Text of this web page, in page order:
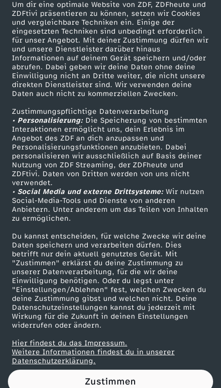
Um dir eine optimale Website von ZDF, ZDFheute und
ZDFtivi präsentieren zu können, setzen wir Cookies
und vergleichbare Techniken ein. Einige der
eingesetzten Techniken sind unbedingt erforderlich
für unser Angebot. Mit deiner Zustimmung dürfen wir
und unsere Dienstleister darüber hinaus
Informationen auf deinem Gerät speichern und/oder
abrufen. Dabei geben wir deine Daten ohne deine
Einwilligung nicht an Dritte weiter, die nicht unsere
direkten Dienstleister sind. Wir verwenden deine
Daten auch nicht zu kommerziellen Zwecken.
Zustimmungspflichtige Datenverarbeitung
• Personalisierung:Die Speicherung von bestimmten
Interaktionen ermöglicht uns, dein Erlebnis im
Angebot des ZDF an dich anzupassen und
Personalisierungsfunktionen anzubieten. Dabei
personalisieren wir ausschließlich auf Basis deiner
Nutzung von ZDF Streaming, der ZDFheute und
ZDFtivi. Daten von Dritten werden von uns nicht
verwendet.
• Social Media und externe Drittsysteme:Wir nutzen
Social-Media-Tools und Dienste von anderen
Anbietern. Unter anderem um das Teilen von Inhalten
zu ermöglichen.
Du kannst entscheiden, für welche Zwecke wir deine
Daten speichern und verarbeiten dürfen. Dies
betrifft nur dein aktuell genutztes Gerät. Mit
"Zustimmen" erklärst du deine Zustimmung zu
unserer Datenverarbeitung, für die wir deine
Einwilligung benötigen. Oder du legst unter
"Einstellungen/Ablehnen" fest, welchen Zwecken du
deine Zustimmung gibst und welchen nicht. Deine
Datenschutzeinstellungen kannst du jederzeit mit
Wirkung für die Zukunft in deinen Einstellungen
widerrufen oder ändern.
Hier findest du das Impressum.
Weitere Informationen findest du in unserer
Datenschutzerklärung.
Zustimmen
-
H
a
l
l
o
w
e
e
n
-
R
a
n
d
o
Mehr ZDF
ZDF-Apps
Smart TV
ZDFtext
Livestreams
Sendungen A-Z
TV-Programm
Service
ZDFmitreden
Kontakt zum ZDF
Tickets
Zuschauerservice
Hilfe
ZDF Unternehmen
Karriere
ZDF goes Schule
Werbefernsehen
Mainzelmännchen
Partner